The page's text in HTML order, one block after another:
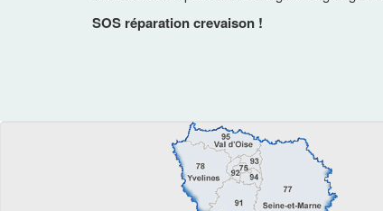
SOS réparation crevaison !